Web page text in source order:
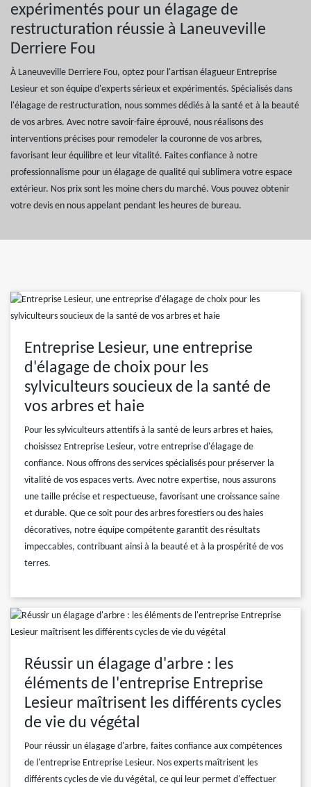
expérimentés pour un élagage de
restructuration réussie à Laneuveville
Derriere Fou
À Laneuveville Derriere Fou, optez pour l'artisan élagueur Entreprise
Lesieur et son équipe d'experts sérieux et expérimentés. Spécialisés dans
l'élagage de restructuration, nous sommes dédiés à la santé et à la beauté
de vos arbres. Avec notre savoir-faire éprouvé, nous réalisons des
interventions précises pour remodeler la couronne de vos arbres,
favorisant leur équilibre et leur vitalité. Faites confiance à notre
professionnalisme pour un élagage de qualité qui sublimera votre espace
extérieur. Nos prix sont les moine chers du marché. Vous pouvez obtenir
votre devis en nous appelant pendant les heures de bureau.
Entreprise Lesieur, une entreprise
d'élagage de choix pour les
sylviculteurs soucieux de la santé de
vos arbres et haie
Pour les sylviculteurs attentifs à la santé de leurs arbres et haies,
choisissez Entreprise Lesieur, votre entreprise d'élagage de
confiance. Nous offrons des services spécialisés pour préserver la
vitalité de vos espaces verts. Avec notre expertise, nous assurons
une taille précise et respectueuse, favorisant une croissance saine
et durable. Que ce soit pour des arbres forestiers ou des haies
décoratives, notre équipe compétente garantit des résultats
impeccables, contribuant ainsi à la beauté et à la prospérité de vos
terres.
Réussir un élagage d'arbre : les
éléments de l'entreprise Entreprise
Lesieur maîtrisent les différents cycles
de vie du végétal
Pour réussir un élagage d'arbre, faites confiance aux compétences
de l'entreprise Entreprise Lesieur. Nos experts maîtrisent les
différents cycles de vie du végétal, ce qui leur permet d'effectuer